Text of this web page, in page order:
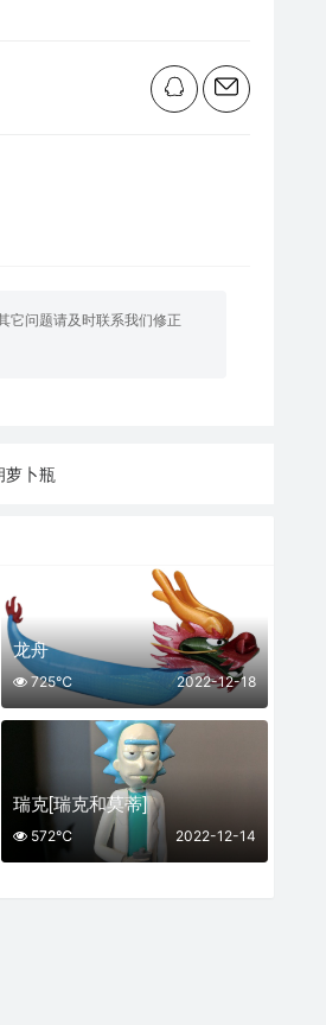
它问题请及时联系我们修正
萝卜瓶
龙舟
2022-12-18
725℃
瑞克[瑞克和莫蒂]
2022-12-14
572℃